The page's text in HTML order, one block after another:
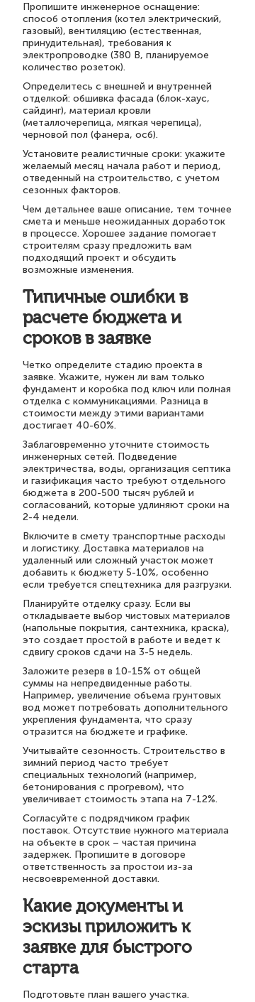
Пропишите инженерное оснащение:
способ отопления (котел электрический,
газовый), вентиляцию (естественная,
принудительная), требования к
электропроводке (380 В, планируемое
количество розеток).
Определитесь с внешней и внутренней
отделкой: обшивка фасада (блок-хаус,
сайдинг), материал кровли
(металлочерепица, мягкая черепица),
черновой пол (фанера, осб).
Установите реалистичные сроки: укажите
желаемый месяц начала работ и период,
отведенный на строительство, с учетом
сезонных факторов.
Чем детальнее ваше описание, тем точнее
смета и меньше неожиданных доработок
в процессе. Хорошее задание помогает
строителям сразу предложить вам
подходящий проект и обсудить
возможные изменения.
Типичные ошибки в
расчете бюджета и
сроков в заявке
Четко определите стадию проекта в
заявке. Укажите, нужен ли вам только
фундамент и коробка под ключ или полная
отделка с коммуникациями. Разница в
стоимости между этими вариантами
достигает 40-60%.
Заблаговременно уточните стоимость
инженерных сетей. Подведение
электричества, воды, организация септика
и газификация часто требуют отдельного
бюджета в 200-500 тысяч рублей и
согласований, которые удлиняют сроки на
2-4 недели.
Включите в смету транспортные расходы
и логистику. Доставка материалов на
удаленный или сложный участок может
добавить к бюджету 5-10%, особенно
если требуется спецтехника для разгрузки.
Планируйте отделку сразу. Если вы
откладываете выбор чистовых материалов
(напольные покрытия, сантехника, краска),
это создает простой в работе и ведет к
сдвигу сроков сдачи на 3-5 недель.
Заложите резерв в 10-15% от общей
суммы на непредвиденные работы.
Например, увеличение объема грунтовых
вод может потребовать дополнительного
укрепления фундамента, что сразу
отразится на бюджете и графике.
Учитывайте сезонность. Строительство в
зимний период часто требует
специальных технологий (например,
бетонирования с прогревом), что
увеличивает стоимость этапа на 7-12%.
Согласуйте с подрядчиком график
поставок. Отсутствие нужного материала
на объекте в срок – частая причина
задержек. Пропишите в договоре
ответственность за простои из-за
несвоевременной доставки.
Какие документы и
эскизы приложить к
заявке для быстрого
старта
Подготовьте план вашего участка.